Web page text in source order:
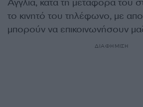
Αγγλία, κατά τη μεταφορά του
το κινητό του τηλέφωνο, με
μπορούν να επικοινωνήσουν
ΔΙΑΦΗΜΙΣΗ